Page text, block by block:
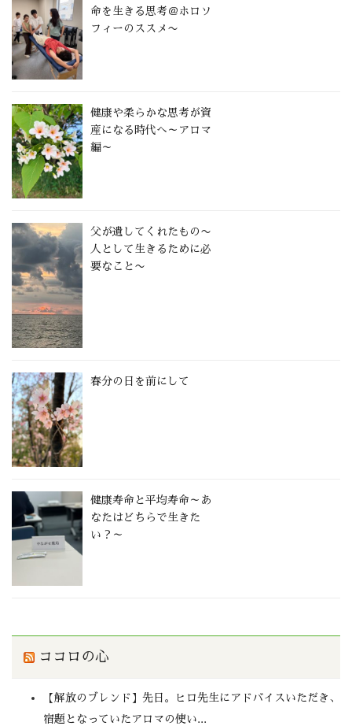
命を生きる思考＠ホロソ
フィーのススメ〜
健康や柔らかな思考が資
産になる時代へ～アロマ
編～
父が遺してくれたもの〜
人として生きるために必
要なこと〜
春分の日を前にして
健康寿命と平均寿命～あ
なたはどちらで生きた
い？～
ココロの心
【解放のブレンド】先日。ヒロ先生にアドバイスいただき、
宿題となっていたアロマの使い...